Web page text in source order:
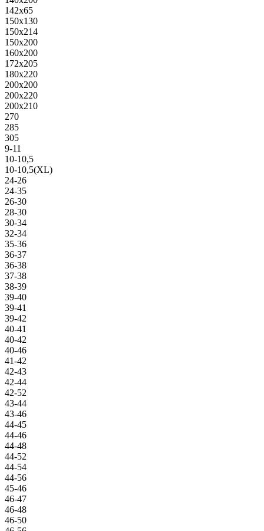
142х65
150х130
150х214
150х200
160х200
172х205
180х220
200х200
200х220
200х210
270
285
305
9-11
10-10,5
10-10,5(XL)
24-26
24-35
26-30
28-30
30-34
32-34
35-36
36-37
36-38
37-38
38-39
39-40
39-41
39-42
40-41
40-42
40-46
41-42
42-43
42-44
42-52
43-44
43-46
44-45
44-46
44-48
44-52
44-54
44-56
45-46
46-47
46-48
46-50